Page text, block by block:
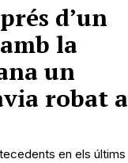
d’un
la
un
robat a
en els últims